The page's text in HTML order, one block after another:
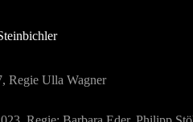
Regie Ulla Wagner